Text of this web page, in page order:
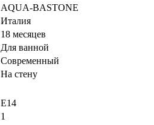
AQUA-BASTONE
Италия
18 месяцев
Для ванной
Современный
На стену
E14
1